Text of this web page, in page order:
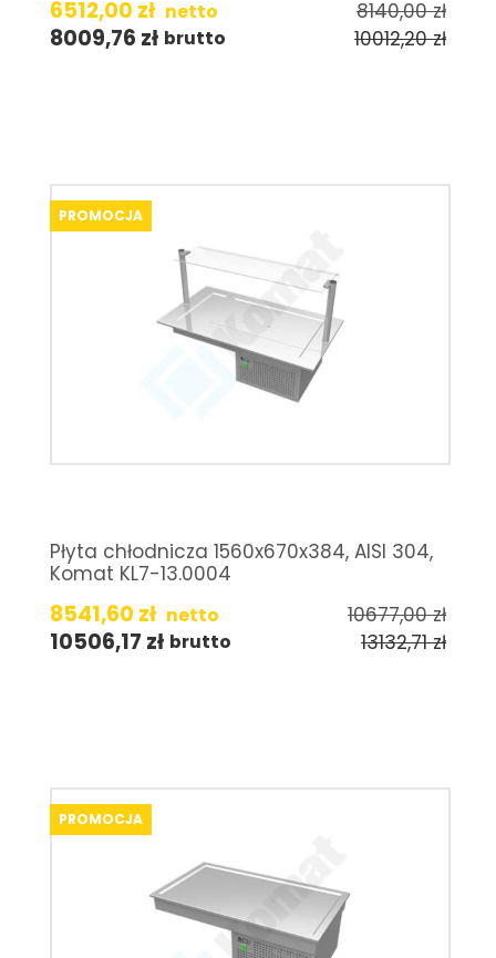
6512,00 zł netto 8140,00zł
8009,76 zł brutto 10012,20zł
PROMOCJA
Płyta chłodnicza 1560x670x384, AISI 304,
Komat KL7-13.0004
8541,60 zł netto 10677,00zł
10506,17 zł brutto 13132,71zł
PROMOCJA